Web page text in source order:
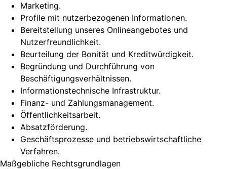
Marketing.
Profile mit nutzerbezogenen Informationen.
Bereitstellung unseres Onlineangebotes und
Nutzerfreundlichkeit.
Beurteilung der Bonität und Kreditwürdigkeit.
Begründung und Durchführung von
Beschäftigungsverhältnissen.
Informationstechnische Infrastruktur.
Finanz- und Zahlungsmanagement.
Öffentlichkeitsarbeit.
Absatzförderung.
Geschäftsprozesse und betriebswirtschaftliche
Verfahren.
Maßgebliche Rechtsgrundlagen